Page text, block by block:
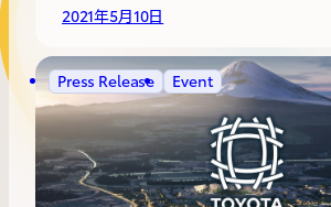
2021年5月10日
Press Release Event